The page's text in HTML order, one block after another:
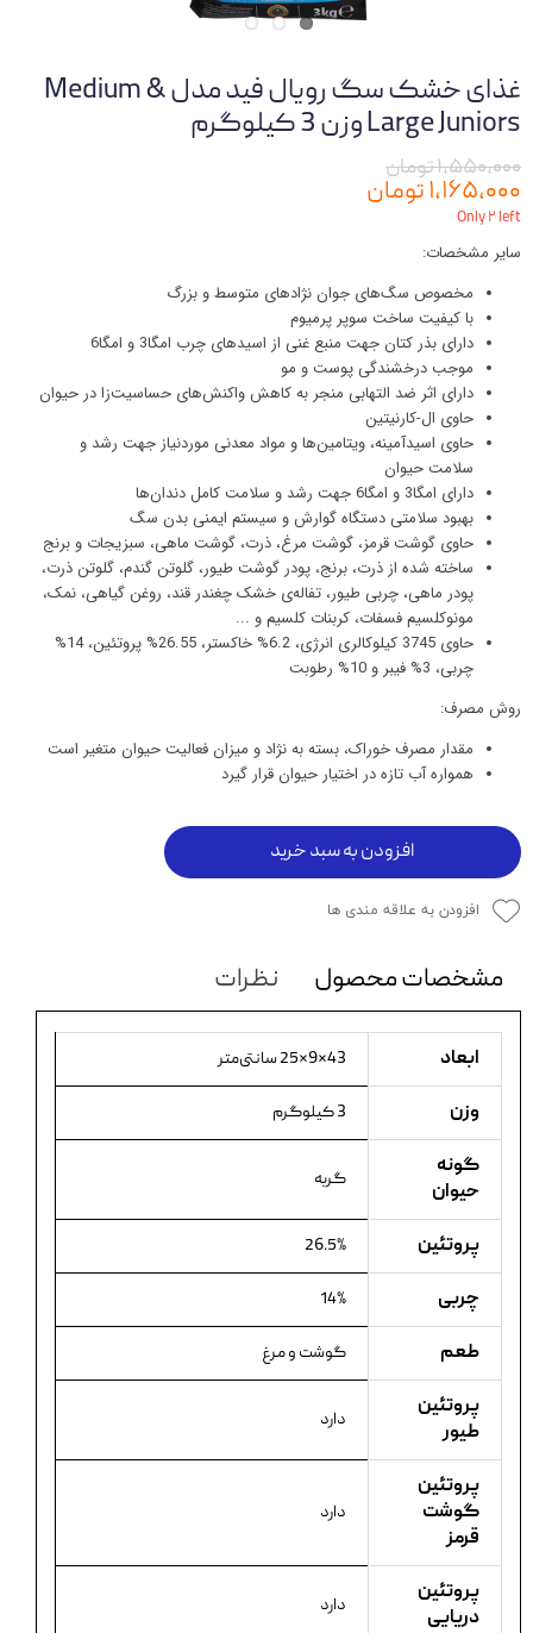
غذای خشک سگ رویال فید مدل Medium &
Large Juniors وزن 3 کیلوگرم
۱,۵۵۰,۰۰۰ تومان
۱,۱۶۵,۰۰۰ تومان
Only ۲ left
سایر مشخصات:
مخصوص سگ‌های جوان نژادهای متوسط و بزرگ
با کیفیت ساخت سوپر پرمیوم
دارای بذر کتان جهت منبع غنی از اسیدهای چرب امگا3 و امگا6
موجب درخشندگی پوست و مو
دارای اثر ضد التهابی منجر به کاهش واکنش‌های حساسیت‌زا در حیوان
حاوی ال-کارنیتین
حاوی اسیدآمینه، ویتامین‌ها و مواد معدنی موردنیاز جهت رشد و
سلامت حیوان
دارای امگا3 و امگا6 جهت رشد و سلامت کامل دندان‌ها
بهبود سلامتی دستگاه گوارش و سیستم ایمنی بدن سگ
حاوی گوشت قرمز، گوشت مرغ، ذرت، گوشت ماهی، سبزیجات و برنج
ساخته شده از ذرت، برنج، پودر گوشت طیور، گلوتن گندم، گلوتن ذرت،
پودر ماهی، چربی طیور، تفاله‌ی خشک چغندر قند، روغن گیاهی، نمک،
مونوکلسیم فسفات، کربنات کلسیم و ...
حاوی 3745 کیلوکالری انرژی، 6.2% خاکستر، 26.55% پروتئین، 14%
چربی، 3% فیبر و 10% رطوبت
روش مصرف:
مقدار مصرف خوراک، بسته به نژاد و میزان فعالیت حیوان متغیر است
همواره آب تازه در اختیار حیوان قرار گیرد
افزودن به سبد خرید
افزودن به علاقه مندی ها
مشخصات محصول نظرات
ابعاد 43×9×25 سانتی‌متر
وزن 3 کیلوگرم
گونه
حیوان
گربه
پروتئین 26.5%
چربی 14%
طعم گوشت و مرغ
پروتئین
طیور
دارد
پروتئین
گوشت
قرمز
دارد
پروتئین
دریایی
دارد